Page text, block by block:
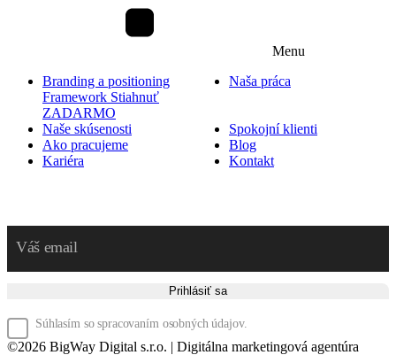
Menu
Branding a positioning
Framework Stiahnuť
ZADARMO
Naša práca
Naše skúsenosti
Spokojní klienti
Ako pracujeme
Blog
Kariéra
Kontakt
Prihlásiť sa
Súhlasím so spracovaním osobných údajov.
©2026 BigWay Digital s.r.o. | Digitálna marketingová agentúra